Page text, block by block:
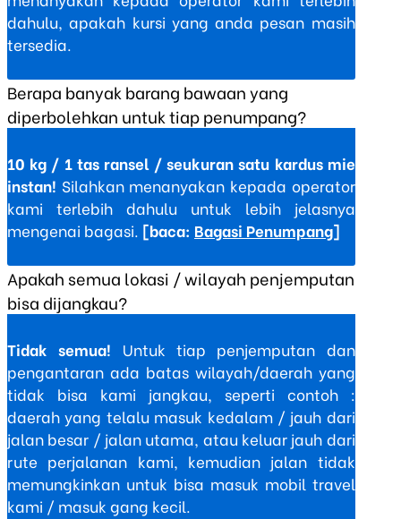
dahulu, apakah kursi yang anda pesan masih
tersedia.
Berapa banyak barang bawaan yang
diperbolehkan untuk tiap penumpang?
10 kg / 1 tas ransel / seukuran satu kardus mie
instan! Silahkan menanyakan kepada operator
kami terlebih dahulu untuk lebih jelasnya
mengenai bagasi. [baca: Bagasi Penumpang]
Apakah semua lokasi / wilayah penjemputan
bisa dijangkau?
Tidak semua! Untuk tiap penjemputan dan
pengantaran ada batas wilayah/daerah yang
tidak bisa kami jangkau, seperti contoh :
daerah yang telalu masuk kedalam / jauh dari
jalan besar / jalan utama, atau keluar jauh dari
rute perjalanan kami, kemudian jalan tidak
memungkinkan untuk bisa masuk mobil travel
kami / masuk gang kecil.